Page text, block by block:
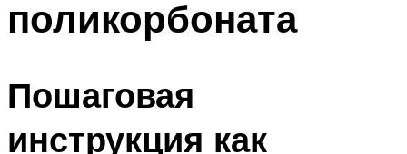
поликорбоната
Пошаговая
инструкция как